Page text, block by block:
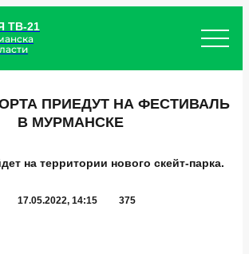
ТВ-21
ПРИЕДУТ НА ФЕСТИВАЛЬ
В МУРМАНСКЕ
на территории нового скейт-парка.
17.05.2022, 14:15 375